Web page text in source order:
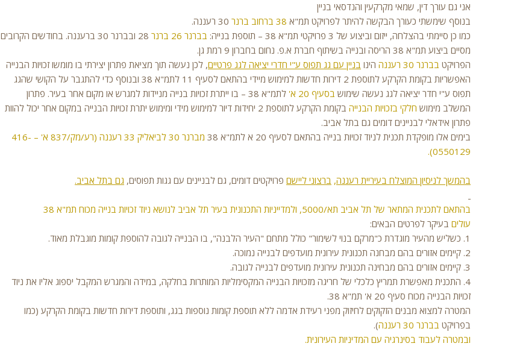
אני גם עורך דין, שמאי מקרקעין והנדסאי בניין
בנוסף שימשתי כעורך הבקשה להיתר לפרויקט תמ"א 38 ברחוב ברנר
כמו כן סיימתי בהצלחה, ייזום וביצוע של 3 פרויקטי תמ"א 38 – תוספת בנייה:
בברנר 26 ברנר
28 ובברנר 30 ברעננה. בחודשים הקרובים
מסיים ביצוע תמ"א 38 הריסה ובנייה בשיתוף חברת א.פ. נחום בחברון 9 רמת גן.
הפרויקט בברנר 30 רעננה הינו בניין עם גג תפוס ע"י חדרי יציאה לגג פרטיים, לכן נעשה תוך מציאת פתרון יצירתי בו מומשו זכויות הבנייה
האפשריות בקומת הקרקע לתוספת 2 דירות חדשות למימוש מיידי בהתאם לסעיף 11 לתמ"א 38 ובנוסף כדי להתגבר על הקושי שהגג
תפוס ע"י חדר יציאה לגג נעשה שימוש בסעיף 20 א'
לתמ"א 38 – בו ייתרת זכויות בנייה מניידות למגרש או מקום אחר בעיר. פתרון
המשלב מימוש חלקי בזכויות הבנייה
בקומת הקרקע לתוספת 2 יחידות דיור למימוש מידי ומימוש יתרת זכויות הבנייה במקום אחר יכול להוות
פתרון אידאלי לבניינים דומים גם בתל אביב.
בימים אלו מופקדת תכנית לניוד זכויות בנייה בהתאם לסעיף 20 א לתמ"א 38
מברנר 30 לביאליק 33 רעננה (רע/מק/837 א' – 416-
0550129).
בהמשך לניסיון המוצלח בעיריית רעננה, ברצוני ליישם פרויקטים דומים, גם לבניינים עם גגות תפוסים, גם בתל אביב.
בהתאם לתכנית המתאר של תל אביב תא/5000, ולמדייניות התכנונית בעיר תל אביב לנושא ניוד זכויות בנייה מכוח תמ"א 38
עולים בעיקר לפרטים הבאים:
1. כשליש מהעיר מוגדרת כ"מרקם בנוי לשימור" כולל מתחם "העיר הלבנה", בו הבנייה לגובה להוספת קומות מוגבלת מאוד.
2. קיימים אזורים בהם מבחנה תכנונית עירונית מועדפים לבנייה נמוכה.
3. קיימים אזורים בהם מבחינה תכנונית עירונית מועדפים לבנייה לגובה.
4. התכנית מאפשרת תמריץ כלכלי של חריגה מזכויות הבנייה המקסימליות המותרות בחלקה, במידה והמגרש המקבל יספוג אליו את ניוד
זכויות הבנייה מכוח סעיף 20 א' תמ"א 38.
המטרה למצוא מבנים הזקוקים לחיזוק מפני רעידת אדמה ללא תוספת קומות נוספות בגג, ותוספת דירות חדשות בקומת הקרקע (כמו
בפרויקט בברנר 30 רעננה
).
ובמטרה לעבוד בסינרגיה עם המדיניות העירונית.